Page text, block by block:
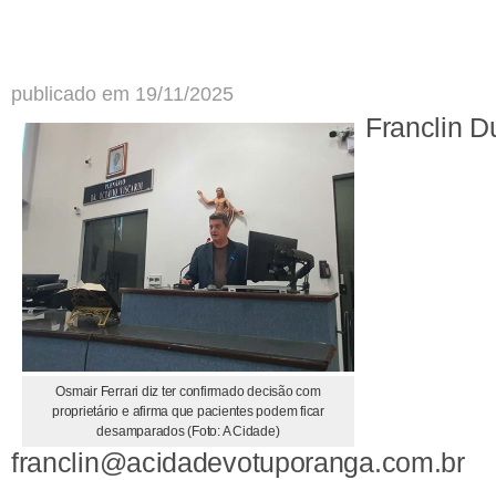
publicado em 19/11/2025
Osmair Ferrari diz ter confirmado decisão com
proprietário e afirma que pacientes podem ficar
desamparados (Foto: A Cidade)
Franclin
franclin@acidadevotuporanga.com.br